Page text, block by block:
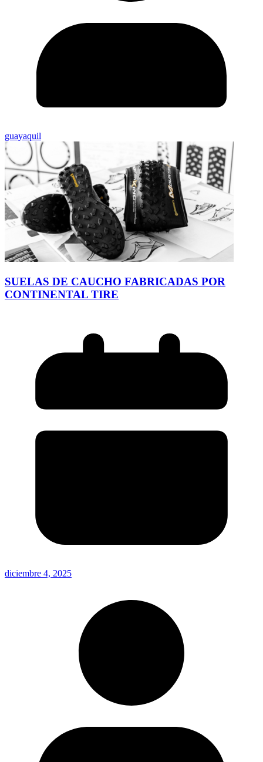
guayaquil
SUELAS DE CAUCHO FABRICADAS POR
CONTINENTAL TIRE
diciembre 4, 2025